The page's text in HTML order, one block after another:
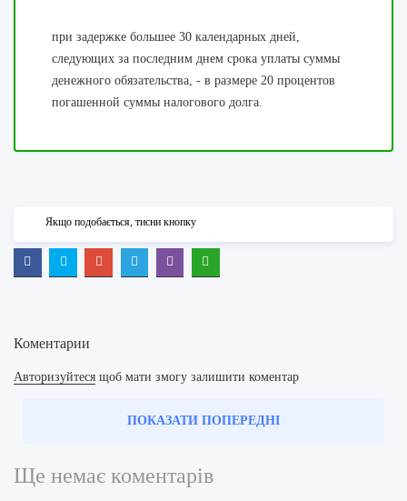
при задержке большее 30 календарных дней,
следующих за последним днем срока уплаты суммы
денежного обязательства, - в размере 20 процентов
погашенной суммы налогового долга.
Якщо подобається, тисни кнопку
Коментарии
Авторизуйтеся щоб мати змогу залишити коментар
ПОКАЗАТИ ПОПЕРЕДНІ
Ще немає коментарів